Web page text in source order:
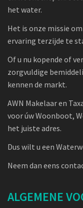
het water.
Het is onze missie
ervaring terzijde te
Of u nu kopende of
zorgvuldige
kennen de markt.
AWN Makelaar en
voor úw Woonboot,
het juiste adres.
Dus wilt u een
Neem dan eens
ALGEMENE